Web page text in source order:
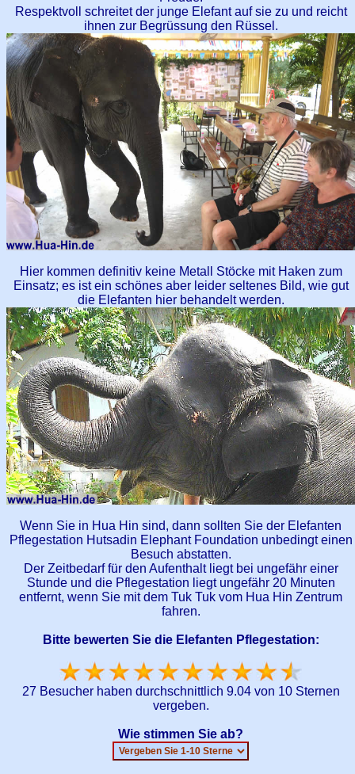
Respektvoll schreitet der junge Elefant auf sie zu und reicht
ihnen zur Begrüssung den Rüssel.
Hier kommen definitiv keine Metall Stöcke mit Haken zum
Einsatz; es ist ein schönes aber leider seltenes Bild, wie gut
die Elefanten hier behandelt werden.
Wenn Sie in Hua Hin sind, dann sollten Sie der Elefanten
Pflegestation Hutsadin Elephant Foundation unbedingt einen
Besuch abstatten.
Der Zeitbedarf für den Aufenthalt liegt bei ungefähr einer
Stunde und die Pflegestation liegt ungefähr 20 Minuten
entfernt, wenn Sie mit dem Tuk Tuk vom Hua Hin Zentrum
fahren.
Bitte bewerten Sie die Elefanten Pflegestation:
27 Besucher haben durchschnittlich 9.04 von 10 Sternen
vergeben.
Wie stimmen Sie ab?